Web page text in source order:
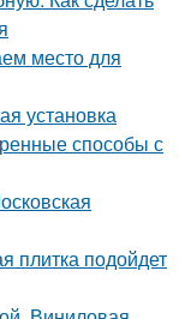
место для
установка
способы с
плитка подойдет